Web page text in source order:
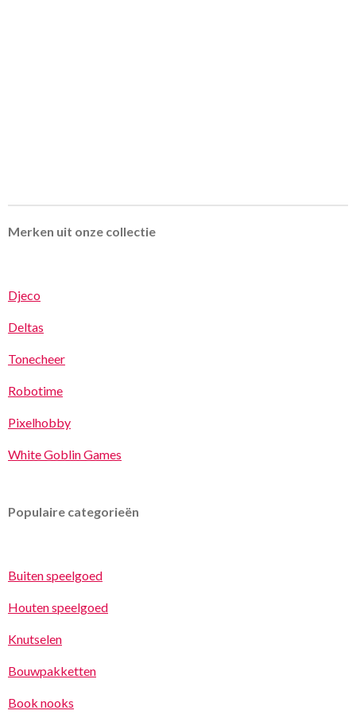
Merken uit onze collectie
Djeco
Deltas
Tonecheer
Robotime
Pixelhobby
White Goblin Games
Populaire categorieën
Buiten speelgoed
Houten speelgoed
Knutselen
Bouwpakketten
Book nooks